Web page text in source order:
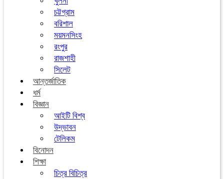
চট্টগ্রাম
বরিশাল
ময়মনসিংহ
রংপুর
রাজশাহী
সিলেট
আন্তর্জাতিক
ধর্ম
বিজ্ঞান
আইটি বিশ্ব
উদ্ভাবন
টেলিকম
বিনোদন
শিক্ষা
চিত্র বিচিত্র